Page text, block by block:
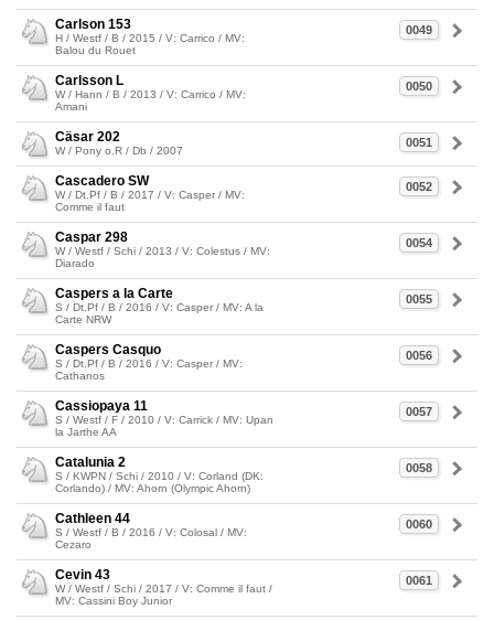
0049
Carlson 153
H / Westf / B / 2015 / V: Carrico / MV:
Balou du Rouet
0050
Carlsson L
W / Hann / B / 2013 / V: Carrico / MV:
Amani
0051
Cäsar 202
W / Pony o.R / Db / 2007
0052
Cascadero SW
W / Dt.Pf / B / 2017 / V: Casper / MV:
Comme il faut
0054
Caspar 298
W / Westf / Schi / 2013 / V: Colestus / MV:
Diarado
0055
Caspers a la Carte
S / Dt.Pf / B / 2016 / V: Casper / MV: A la
Carte NRW
0056
Caspers Casquo
S / Dt.Pf / B / 2016 / V: Casper / MV:
Cathanos
0057
Cassiopaya 11
S / Westf / F / 2010 / V: Carrick / MV: Upan
la Jarthe AA
0058
Catalunia 2
S / KWPN / Schi / 2010 / V: Corland (DK:
Corlando) / MV: Ahorn (Olympic Ahorn)
0060
Cathleen 44
S / Westf / B / 2016 / V: Colosal / MV:
Cezaro
0061
Cevin 43
W / Westf / Schi / 2017 / V: Comme il faut /
MV: Cassini Boy Junior